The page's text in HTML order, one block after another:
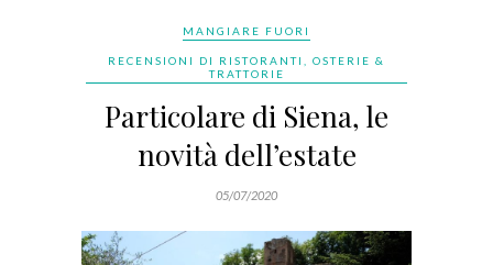
MANGIARE FUORI
RECENSIONI DI RISTORANTI, OSTERIE &
TRATTORIE
Particolare di Siena, le
novità dell’estate
05/07/2020